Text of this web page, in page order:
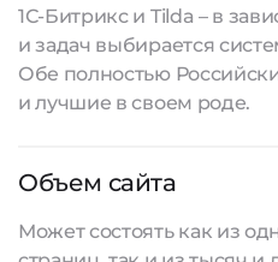
1С-Битрикс и Tilda – в
и задач выбирается
Обе полностью
и лучшие в своем роде.
Объем сайта
Может состоять как из